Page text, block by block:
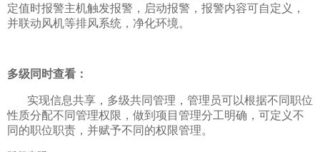
定值时报警主机触发报警，启动报警，报警内容可自定义，
并联动风机等排风系统，净化环境。
多级同时查看：
实现信息共享，多级共同管理，管理员可以根据不同职位
性质分配不同管理权限，做到项目管理分工明确，可定义不
同的职位职责，并赋予不同的权限管理。